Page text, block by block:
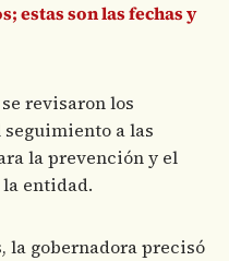
estas son las fechas y
revisaron los
a las
la prevención y el
entidad.
la gobernadora precisó